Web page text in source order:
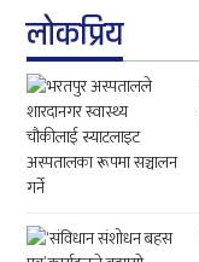
लाेकप्रिय